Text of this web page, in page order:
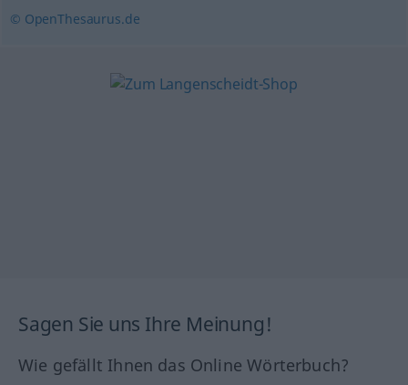
© OpenThesaurus.de
Sagen Sie uns Ihre Meinung!
Wie gefällt Ihnen das Online Wörterbuch?